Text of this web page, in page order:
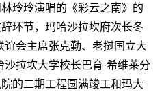
玲演唱的《彩云之南》的
环节，玛哈沙拉坎府次长冬
谊会主席张克勤、老挝国立大
拉坎大学校长巴育·希维莱分
的二期工程圆满竣工和玛大